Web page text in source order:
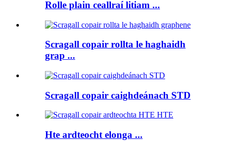
Rolle plain ceallraí litiam ...
Scragall copair rollta le haghaidh
grap ...
Scragall copair caighdeánach STD
Hte ardteocht elonga ...